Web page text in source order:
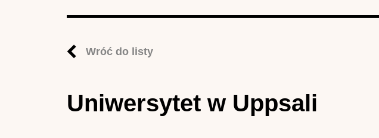
Wróć do listy
Uniwersytet w Uppsali